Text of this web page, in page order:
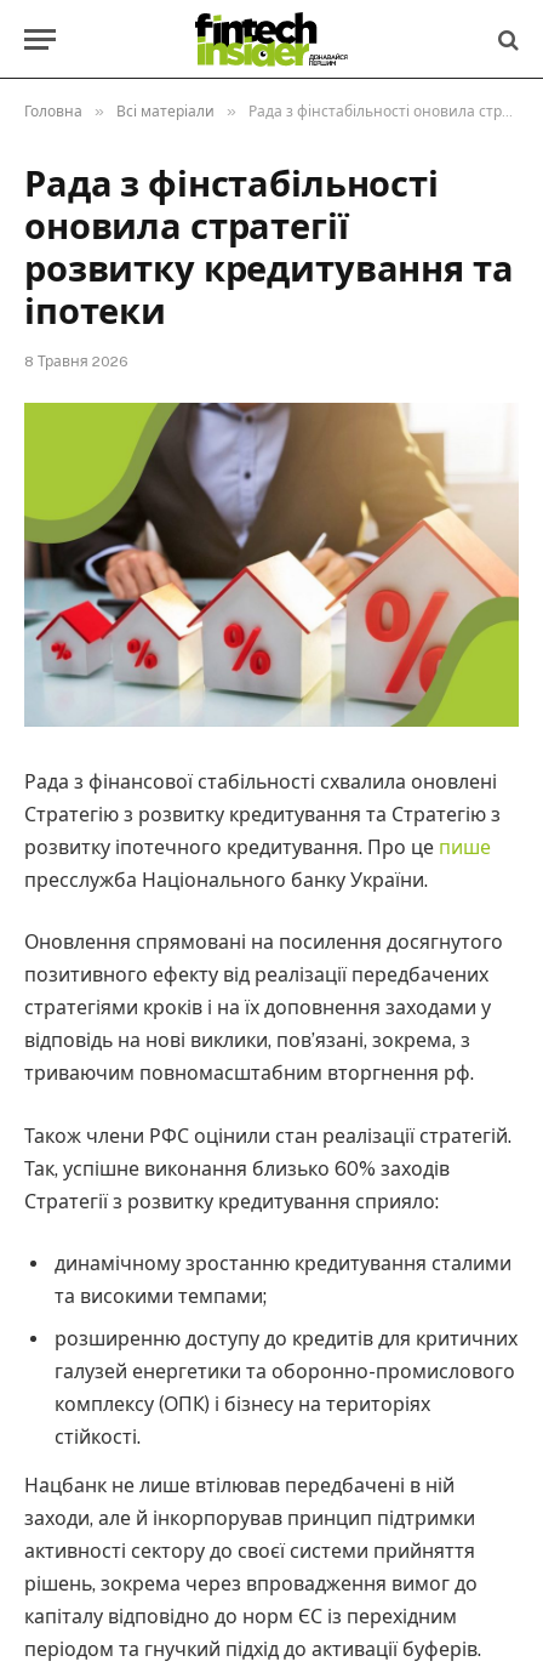
Головна » Всі матеріали » Рада з фінстабільності оновила стратегії розвитку кредитування та іпотеки
Рада з фінстабільності
оновила стратегії
розвитку кредитування та
іпотеки
8 Травня 2026
Рада з фінансової стабільності схвалила оновлені
Стратегію з розвитку кредитування та Стратегію з
розвитку іпотечного кредитування. Про це пише
пресслужба Національного банку України.
Оновлення спрямовані на посилення досягнутого
позитивного ефекту від реалізації передбачених
стратегіями кроків і на їх доповнення заходами у
відповідь на нові виклики, пов’язані, зокрема, з
триваючим повномасштабним вторгнення рф.
Також члени РФС оцінили стан реалізації стратегій.
Так, успішне виконання близько 60% заходів
Стратегії з розвитку кредитування сприяло:
динамічному зростанню кредитування сталими
та високими темпами;
розширенню доступу до кредитів для критичних
галузей енергетики та оборонно-промислового
комплексу (ОПК) і бізнесу на територіях
стійкості.
Нацбанк не лише втілював передбачені в ній
заходи, але й інкорпорував принцип підтримки
активності сектору до своєї системи прийняття
рішень, зокрема через впровадження вимог до
капіталу відповідно до норм ЄС із перехідним
періодом та гнучкий підхід до активації буферів.